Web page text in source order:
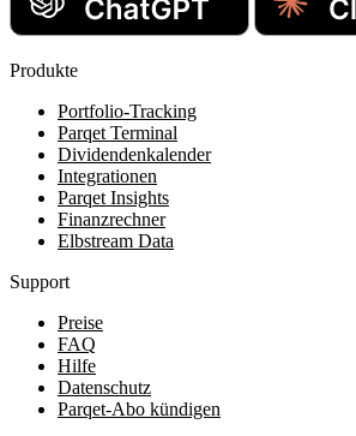
Produkte
Portfolio-Tracking
Parqet Terminal
Dividendenkalender
Integrationen
Parqet Insights
Finanzrechner
Elbstream Data
Support
Preise
FAQ
Hilfe
Datenschutz
Parqet-Abo kündigen